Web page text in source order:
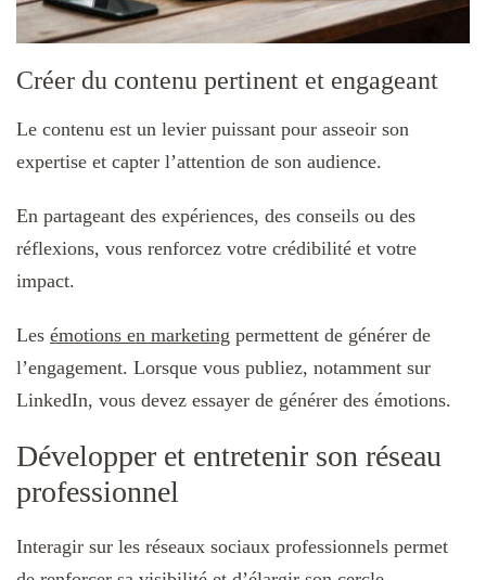
Créer du contenu pertinent et engageant
Le contenu est un levier puissant pour asseoir son
expertise et capter l’attention de son audience.
En partageant des expériences, des conseils ou des
réflexions, vous renforcez votre crédibilité et votre
impact.
Les émotions en marketing permettent de générer de
l’engagement. Lorsque vous publiez, notamment sur
LinkedIn, vous devez essayer de générer des émotions.
Développer et entretenir son réseau
professionnel
Interagir sur les réseaux sociaux professionnels permet